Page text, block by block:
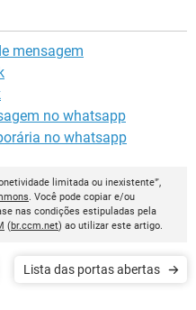
mensagem
no whatsapp
no whatsapp
limitada ou inexistente"',
. Você pode copiar e/ou
nas condições estipuladas pela
(br.ccm.net) ao utilizar este artigo.
Lista das portas abertas